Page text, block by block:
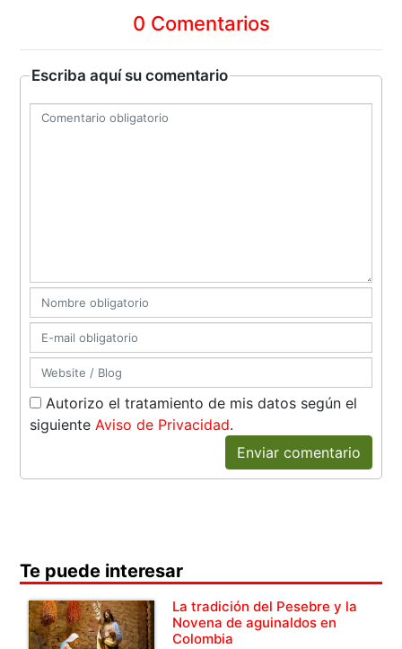
0 Comentarios
Escriba aquí su comentario
Autorizo el tratamiento de mis datos según el
siguienteAviso de Privacidad.
Enviar comentario
Te puede interesar
La tradición del Pesebre y la
Novena de aguinaldos en
Colombia